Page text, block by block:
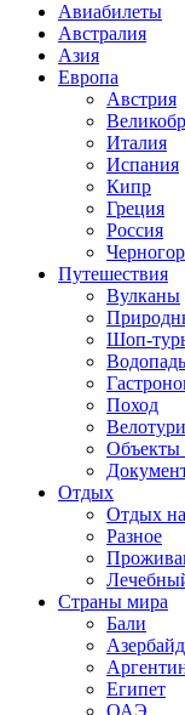
Авиабилеты
Австралия
Азия
Европа
Австрия
Италия
Испания
Кипр
Греция
Россия
Путешествия
Вулканы
Шоп-
Поход
Отдых
Отдых
Разное
Страны мира
Бали
Египет
ОАЭ